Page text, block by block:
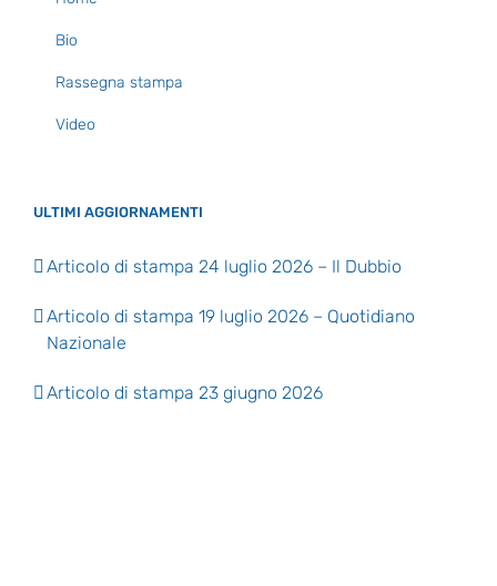
Bio
Rassegna stampa
Video
ULTIMI AGGIORNAMENTI
Articolo di stampa 24 luglio 2026 – Il Dubbio
Articolo di stampa 19 luglio 2026 – Quotidiano
Nazionale
Articolo di stampa 23 giugno 2026